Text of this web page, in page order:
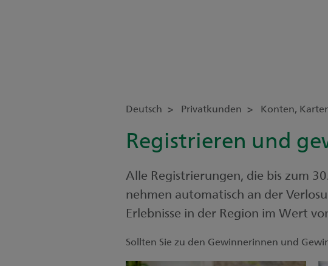
Deutsch Privatkunden Konten,
Registrieren und
Alle Registrierungen, die bis zum
nehmen automatisch an der
Erlebnisse in der Region im Wert
Sollten Sie zu den Gewinnerinnen und